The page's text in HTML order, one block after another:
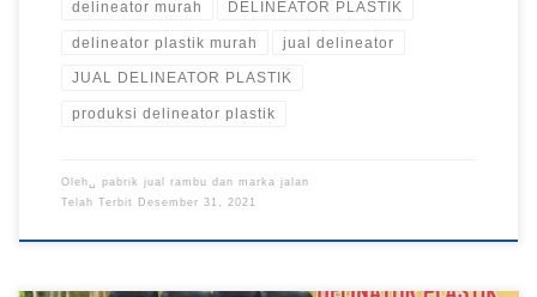
delineator murah DELINEATOR PLASTIK
delineator plastik murah jual delineator
JUAL DELINEATOR PLASTIK
produksi delineator plastik
Oleh␣ pabrik jual rambu dan marka jalan
Telah Terbit
Desember 31, 2021